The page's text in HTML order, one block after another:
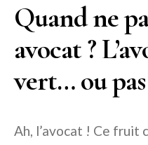
Quand ne
avocat ?
vert… ou
Ah, l’avocat ! Ce fruit